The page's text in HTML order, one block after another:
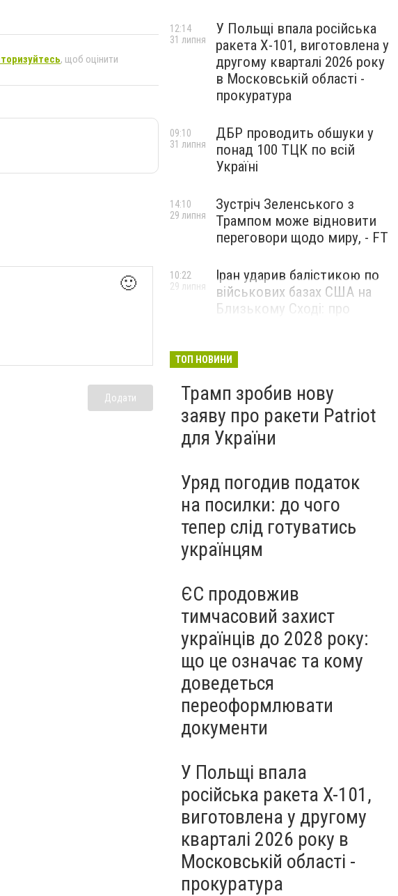
, щоб оцінити
🙂
Додати
У Польщі впала російська
ракета X-101, виготовлена у
другому кварталі 2026 року
в Московській області -
прокуратура
12:14
31 липня
ДБР проводить обшуки у
понад 100 ТЦК по всій
Україні
09:10
31 липня
Зустріч Зеленського з
Трампом може відновити
переговори щодо миру, - FT
14:10
29 липня
Іран ударив балістикою по
військових базах США на
Близькому Сході: про
10:22
29 липня
ТОП НОВИНИ
Трамп зробив нову
заяву про ракети Patriot
для України
Уряд погодив податок
на посилки: до чого
тепер слід готуватись
українцям
ЄС продовжив
тимчасовий захист
українців до 2028 року:
що це означає та кому
доведеться
переоформлювати
документи
У Польщі впала
російська ракета X-101,
виготовлена у другому
кварталі 2026 року в
Московській області -
прокуратура